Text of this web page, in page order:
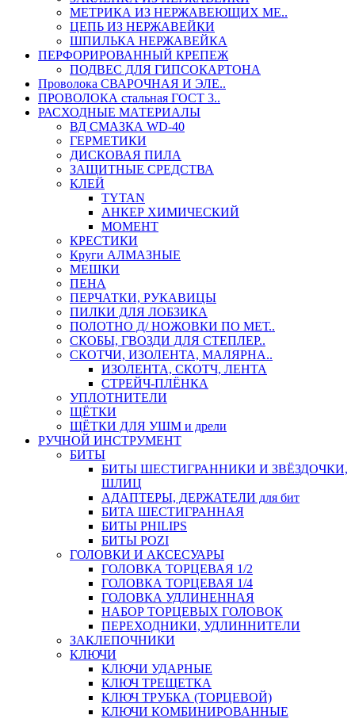
МЕТРИКА ИЗ НЕРЖАВЕЮЩИХ МЕ..
ЦЕПЬ ИЗ НЕРЖАВЕЙКИ
ШПИЛЬКА НЕРЖАВЕЙКА
ПЕРФОРИРОВАННЫЙ КРЕПЕЖ
ПОДВЕС ДЛЯ ГИПСОКАРТОНА
Проволока СВАРОЧНАЯ И ЭЛЕ..
ПРОВОЛОКА стальная ГОСТ 3..
РАСХОДНЫЕ МАТЕРИАЛЫ
ВД СМАЗКА WD-40
ГЕРМЕТИКИ
ДИСКОВАЯ ПИЛА
ЗАЩИТНЫЕ СРЕДСТВА
КЛЕЙ
TYTAN
АНКЕР ХИМИЧЕСКИЙ
МОМЕНТ
КРЕСТИКИ
Круги АЛМАЗНЫЕ
МЕШКИ
ПЕНА
ПЕРЧАТКИ, РУКАВИЦЫ
ПИЛКИ ДЛЯ ЛОБЗИКА
ПОЛОТНО Д/ НОЖОВКИ ПО МЕТ..
СКОБЫ, ГВОЗДИ ДЛЯ СТЕПЛЕР..
СКОТЧИ, ИЗОЛЕНТА, МАЛЯРНА..
ИЗОЛЕНТА, СКОТЧ, ЛЕНТА
СТРЕЙЧ-ПЛЁНКА
УПЛОТНИТЕЛИ
ЩЁТКИ
ЩЁТКИ ДЛЯ УШМ и дрели
РУЧНОЙ ИНСТРУМЕНТ
БИТЫ
БИТЫ ШЕСТИГРАННИКИ И ЗВЁЗДОЧКИ,
ШЛИЦ
АДАПТЕРЫ, ДЕРЖАТЕЛИ для бит
БИТА ШЕСТИГРАННАЯ
БИТЫ PHILIPS
БИТЫ POZI
ГОЛОВКИ И АКСЕСУАРЫ
ГОЛОВКА ТОРЦЕВАЯ 1/2
ГОЛОВКА ТОРЦЕВАЯ 1/4
ГОЛОВКА УДЛИНЕННАЯ
НАБОР ТОРЦЕВЫХ ГОЛОВОК
ПЕРЕХОДНИКИ, УДЛИННИТЕЛИ
ЗАКЛЕПОЧНИКИ
КЛЮЧИ
КЛЮЧИ УДАРНЫЕ
КЛЮЧ ТРЕЩЕТКА
КЛЮЧ ТРУБКА (ТОРЦЕВОЙ)
КЛЮЧИ КОМБИНИРОВАННЫЕ